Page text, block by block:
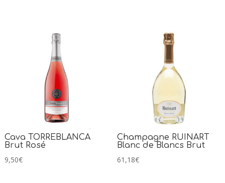
Cava TORREBLANCA
Brut Rosé
9,50€
Champagne RUINART
Blanc de Blancs Brut
61,18€